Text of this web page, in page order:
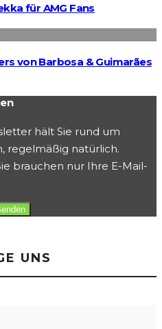
für AMG Fans
von Barbosa & Guimarães
hält Sie rund um
regelmäßig natürlich.
brauchen nur Ihre E-Mail-
UNS